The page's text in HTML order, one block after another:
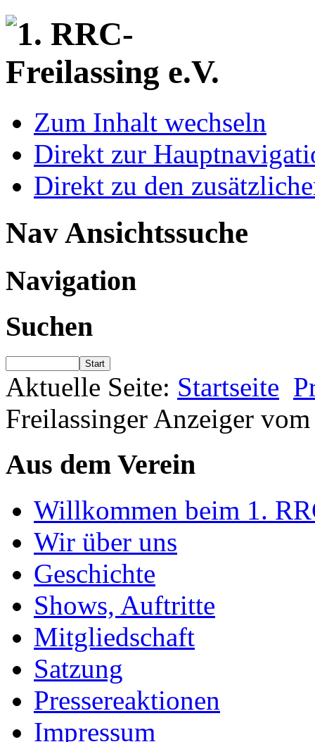
Zum Inhalt wechseln
Direkt zur
Direkt zu den
Nav Ansichtssuche
Navigation
Suchen
Start
Aktuelle Seite: Startseite
Freilassinger Anzeiger
Aus dem Verein
Willkommen beim 1.
Wir über uns
Geschichte
Shows, Auftritte
Mitgliedschaft
Satzung
Pressereaktionen
Impressum